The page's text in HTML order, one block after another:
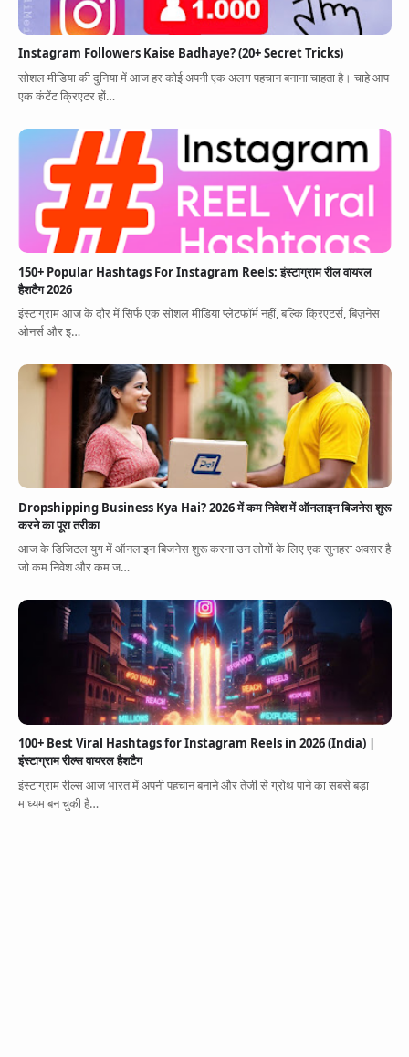
Instagram Followers Kaise Badhaye? (20+ Secret Tricks)
सोशल मीडिया की दुनिया में आज हर कोई अपनी एक अलग पहचान बनाना चाहता है। चाहे आप
एक कंटेंट क्रिएटर हों…
150+ Popular Hashtags For Instagram Reels: इंस्टाग्राम रील वायरल
हैशटैग 2026
इंस्टाग्राम आज के दौर में सिर्फ एक सोशल मीडिया प्लेटफॉर्म नहीं, बल्कि क्रिएटर्स, बिज़नेस
ओनर्स और इ…
Dropshipping Business Kya Hai? 2026 में कम निवेश में ऑनलाइन बिजनेस शुरू
करने का पूरा तरीका
आज के डिजिटल युग में ऑनलाइन बिजनेस शुरू करना उन लोगों के लिए एक सुनहरा अवसर है
जो कम निवेश और कम ज…
100+ Best Viral Hashtags for Instagram Reels in 2026 (India) |
इंस्टाग्राम रील्स वायरल हैशटैग
इंस्टाग्राम रील्स आज भारत में अपनी पहचान बनाने और तेजी से ग्रोथ पाने का सबसे बड़ा
माध्यम बन चुकी है…